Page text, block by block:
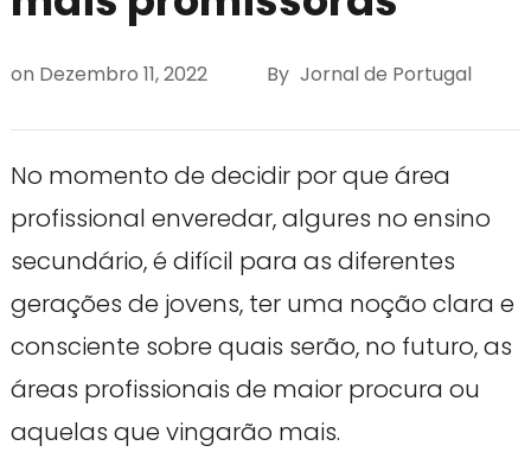
on Dezembro 11, 2022 By Jornal de Portugal
No momento de decidir por que área
profissional enveredar, algures no ensino
secundário, é difícil para as diferentes
gerações de jovens, ter uma noção clara e
consciente sobre quais serão, no futuro, as
áreas profissionais de maior procura ou
aquelas que vingarão mais.